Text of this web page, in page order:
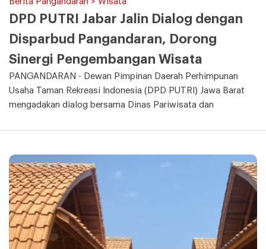
DPD PUTRI Jabar Jalin Dialog dengan
Disparbud Pangandaran, Dorong
Sinergi Pengembangan Wisata
PANGANDARAN - Dewan Pimpinan Daerah Perhimpunan
Usaha Taman Rekreasi Indonesia (DPD PUTRI) Jawa Barat
mengadakan dialog bersama Dinas Pariwisata dan